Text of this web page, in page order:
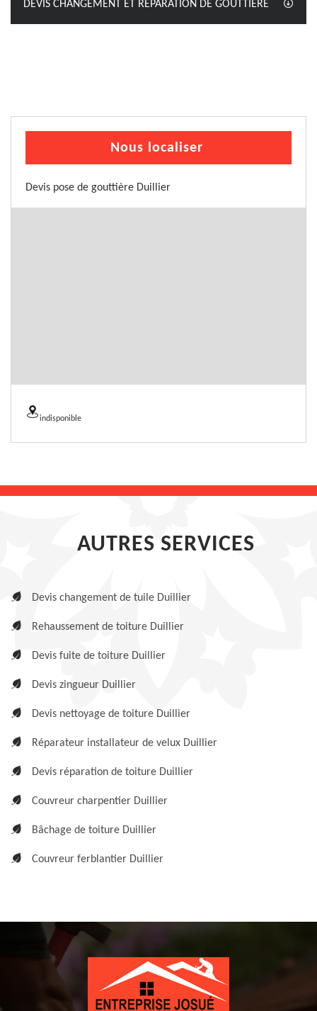
DEVIS CHANGEMENT ET RÉPARATION DE GOUTTIÈRE
Nous localiser
Devis pose de gouttière Duillier
indisponible
AUTRES SERVICES
Devis changement de tuile Duillier
Rehaussement de toiture Duillier
Devis fuite de toiture Duillier
Devis zingueur Duillier
Devis nettoyage de toiture Duillier
Réparateur installateur de velux Duillier
Devis réparation de toiture Duillier
Couvreur charpentier Duillier
Bâchage de toiture Duillier
Couvreur ferblantier Duillier